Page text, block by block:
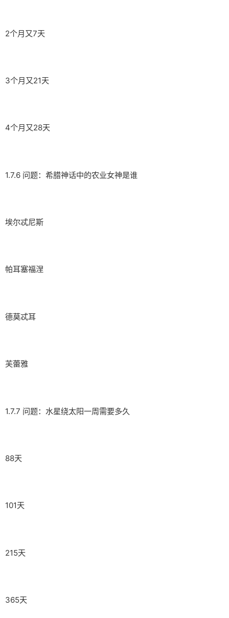
2个月又7天
3个月又21天
4个月又28天
1.7.6 问题：希腊神话中的农业女神是谁
埃尔忒尼斯
帕耳塞福涅
德莫忒耳
芙蕾雅
1.7.7 问题：水星绕太阳一周需要多久
88天
101天
215天
365天